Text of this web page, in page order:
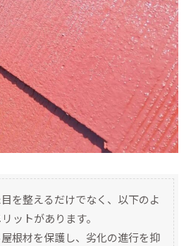
を整えるだけでなく、以下のよ
ットがあります。
根材を保護し、劣化の進行を抑